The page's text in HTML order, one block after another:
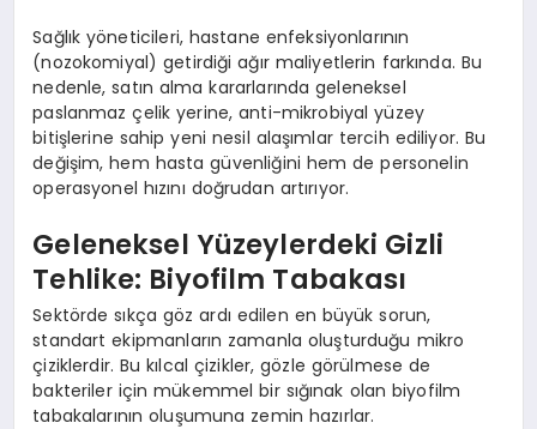
Sağlık yöneticileri, hastane enfeksiyonlarının
(nozokomiyal) getirdiği ağır maliyetlerin farkında. Bu
nedenle, satın alma kararlarında geleneksel
paslanmaz çelik yerine, anti-mikrobiyal yüzey
bitişlerine sahip yeni nesil alaşımlar tercih ediliyor. Bu
değişim, hem hasta güvenliğini hem de personelin
operasyonel hızını doğrudan artırıyor.
Geleneksel Yüzeylerdeki Gizli
Tehlike: Biyofilm Tabakası
Sektörde sıkça göz ardı edilen en büyük sorun,
standart ekipmanların zamanla oluşturduğu mikro
çiziklerdir. Bu kılcal çizikler, gözle görülmese de
bakteriler için mükemmel bir sığınak olan biyofilm
tabakalarının oluşumuna zemin hazırlar.